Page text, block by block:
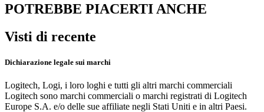
POTREBBE PIACERTI ANCHE
Visti di recente
Dichiarazione legale sui marchi
Logitech, Logi, i loro loghi e tutti gli altri marchi commerciali
Logitech sono marchi commerciali o marchi registrati di Logitech
Europe S.A. e/o delle sue affiliate negli Stati Uniti e in altri Paesi.